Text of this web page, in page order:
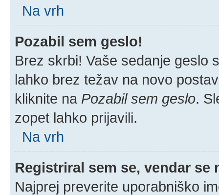
Na vrh
Pozabil sem geslo!
Brez skrbi! Vaše sedanje geslo
lahko brez težav na novo
kliknite na Pozabil sem geslo.
zopet lahko prijavili.
Na vrh
Registriral sem se, vendar se
Najprej preverite uporabniško